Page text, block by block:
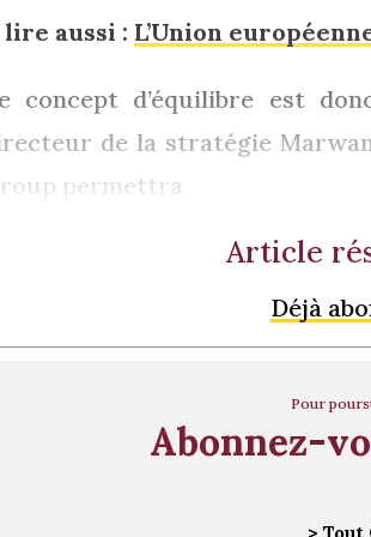
lire aussi : L’Union
concept d’équilibre est
de la stratégie
permettra
Article
Déjà
Pour
Abonnez-